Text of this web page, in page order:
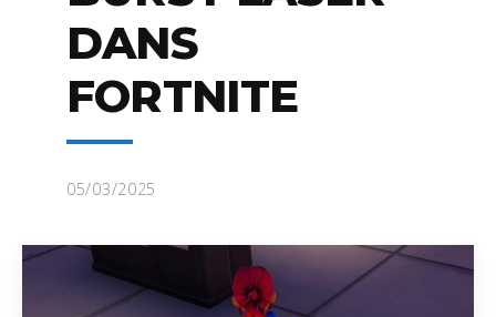
DANS
FORTNITE
05/03/2025